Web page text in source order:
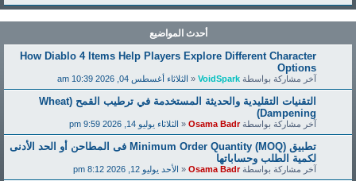
أحدث المواضيع
How Diablo 4 Items Help Players Explore Different Character
Options
آخر مشاركة بواسطةVoidSpark
«الثلاثاء أغسطس 04, 2026 10:39 am
التقنيات التقليدية والحديثة المستخدمة في ترطيب القمح (Wheat
Dampening)
آخر مشاركة بواسطةOsama Badr
«الثلاثاء يوليو 14, 2026 9:59 pm
تطبيق Minimum Order Quantity (MOQ) فى المطاحن أو الحد الأدنى
لكمية الطلب وحساباتها
آخر مشاركة بواسطةOsama Badr
«الأحد يوليو 12, 2026 8:12 pm